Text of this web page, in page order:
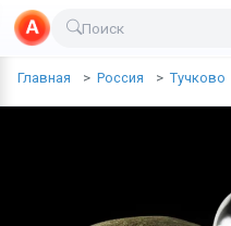
Поиск
Главная Россия Тучково
Доставка еды